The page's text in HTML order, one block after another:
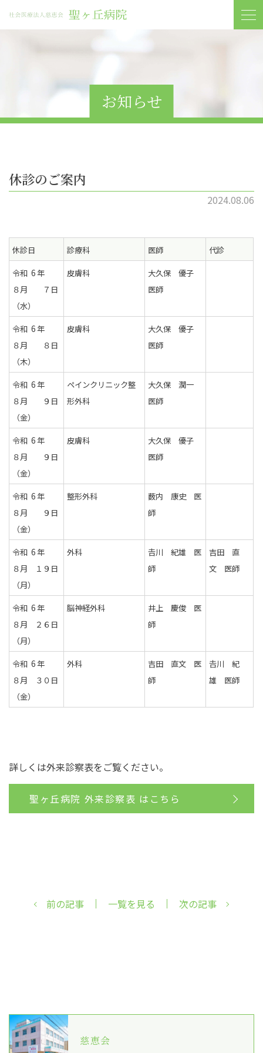
お知らせ
休診のご案内
2024.08.06
休診日 診療科 医師 代診
令和 6 年
８月 ７日
（水）
皮膚科
大久保 優子
医師
令和 6 年
８月 ８日
（木）
皮膚科
大久保 優子
医師
令和 6 年
８月 ９日
（金）
ペインクリニック整
形外科
大久保 潤一
医師
令和 6 年
８月 ９日
（金）
皮膚科
大久保 優子
医師
令和 6 年
８月 ９日
（金）
整形外科
薮内 康史 医
師
令和 6 年
８月 １９日
（月）
外科
𠮷川 紀雄 医
師
吉田 直
文 医師
令和 6 年
８月 ２６日
（月）
脳神経外科
井上 慶俊 医
師
令和 6 年
８月 ３０日
（金）
外科
吉田 直文 医
師
𠮷川 紀
雄 医師
詳しくは外来診察表をご覧ください。
聖ヶ丘病院 外来診察表 はこちら
前の記事 一覧を見る 次の記事
慈恵会